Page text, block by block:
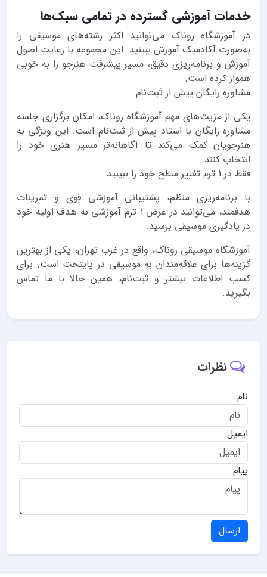
خدمات آموزشی گسترده در تمامی سبک‌ها
در آموزشگاه روناک می‌توانید اکثر رشته‌های موسیقی را
به‌صورت آکادمیک آموزش ببینید. این مجموعه با رعایت اصول
آموزش و برنامه‌ریزی دقیق، مسیر پیشرفت هنرجو را به خوبی
هموار کرده است.
مشاوره رایگان پیش از ثبت‌نام
یکی از مزیت‌های مهم آموزشگاه روناک، امکان برگزاری جلسه
مشاوره رایگان با استاد پیش از ثبت‌نام است. این ویژگی به
هنرجویان کمک می‌کند تا آگاهانه‌تر مسیر هنری خود را
انتخاب کنند.
فقط در 1 ترم تغییر سطح خود را ببینید
با برنامه‌ریزی منظم، پشتیبانی آموزشی قوی و تمرینات
هدفمند، می‌توانید در عرض ۱ ترم آموزشی به هدف اولیه خود
در یادگیری موسیقی برسید.
آموزشگاه موسیقی روناک، واقع در غرب تهران، یکی از بهترین
گزینه‌ها برای علاقه‌مندان به موسیقی در پایتخت است. برای
کسب اطلاعات بیشتر و ثبت‌نام، همین حالا با ما تماس
بگیرید.
نظرات
نام
ایمیل
پیام
ارسال